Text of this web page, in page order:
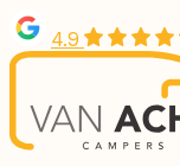
Overslaan
en
naar
inhoud
gaan
4.9